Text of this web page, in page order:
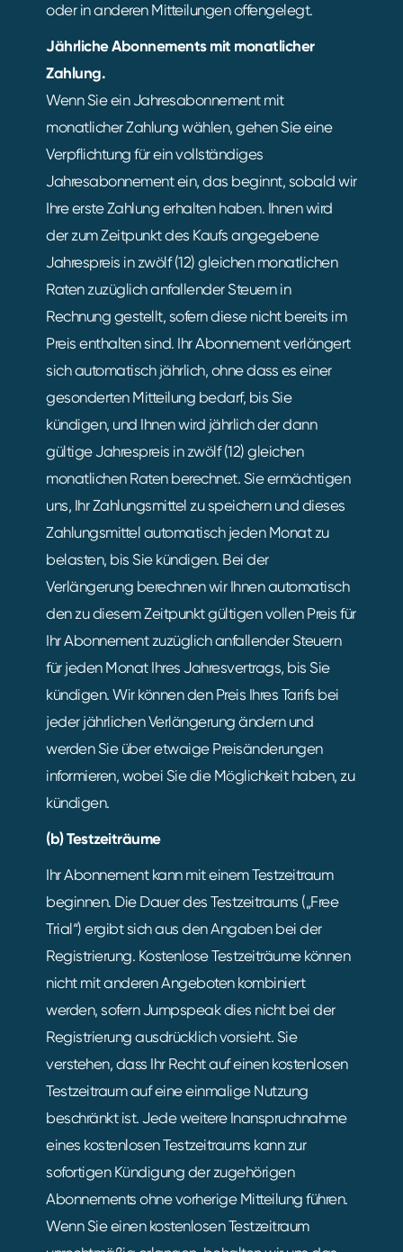
oder in anderen Mitteilungen offengelegt.
Jährliche Abonnements mit monatlicher
Zahlung.
Wenn Sie ein Jahresabonnement mit
monatlicher Zahlung wählen, gehen Sie eine
Verpflichtung für ein vollständiges
Jahresabonnement ein, das beginnt, sobald wir
Ihre erste Zahlung erhalten haben. Ihnen wird
der zum Zeitpunkt des Kaufs angegebene
Jahrespreis in zwölf (12) gleichen monatlichen
Raten zuzüglich anfallender Steuern in
Rechnung gestellt, sofern diese nicht bereits im
Preis enthalten sind. Ihr Abonnement verlängert
sich automatisch jährlich, ohne dass es einer
gesonderten Mitteilung bedarf, bis Sie
kündigen, und Ihnen wird jährlich der dann
gültige Jahrespreis in zwölf (12) gleichen
monatlichen Raten berechnet. Sie ermächtigen
uns, Ihr Zahlungsmittel zu speichern und dieses
Zahlungsmittel automatisch jeden Monat zu
belasten, bis Sie kündigen. Bei der
Verlängerung berechnen wir Ihnen automatisch
den zu diesem Zeitpunkt gültigen vollen Preis für
Ihr Abonnement zuzüglich anfallender Steuern
für jeden Monat Ihres Jahresvertrags, bis Sie
kündigen. Wir können den Preis Ihres Tarifs bei
jeder jährlichen Verlängerung ändern und
werden Sie über etwaige Preisänderungen
informieren, wobei Sie die Möglichkeit haben, zu
kündigen.
(b) Testzeiträume
Ihr Abonnement kann mit einem Testzeitraum
beginnen. Die Dauer des Testzeitraums („Free
Trial“) ergibt sich aus den Angaben bei der
Registrierung. Kostenlose Testzeiträume können
nicht mit anderen Angeboten kombiniert
werden, sofern Jumpspeak dies nicht bei der
Registrierung ausdrücklich vorsieht. Sie
verstehen, dass Ihr Recht auf einen kostenlosen
Testzeitraum auf eine einmalige Nutzung
beschränkt ist. Jede weitere Inanspruchnahme
eines kostenlosen Testzeitraums kann zur
sofortigen Kündigung der zugehörigen
Abonnements ohne vorherige Mitteilung führen.
Wenn Sie einen kostenlosen Testzeitraum